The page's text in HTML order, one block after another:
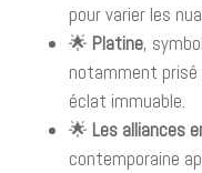
pour varier les
🌟 Platine,
notamment prisé
éclat immuable.
🌟 Les alliances
contemporaine